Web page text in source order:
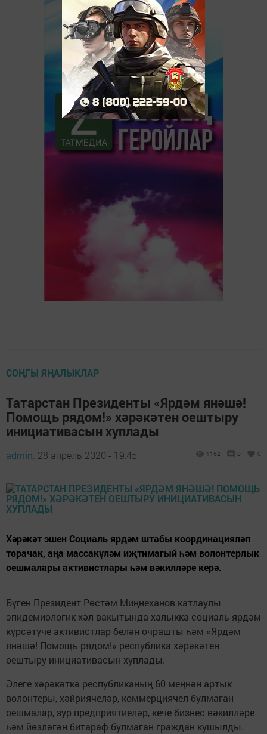
СОҢГЫ ЯҢАЛЫКЛАР
Татарстан Президенты «Ярдәм янәшә!
Помощь рядом!» хәрәкәтен оештыру
инициативасын хуплады
admin, 28 апрель 2020 - 19:45 1162 0 0
Хәрәкәт эшен Социаль ярдәм штабы координацияләп
торачак, аңа массакүләм иҗтимагый һәм волонтерлык
оешмалары активистлары һәм вәкилләре керә.
Бүген Президент Рөстәм Миңнеханов катлаулы
эпидемиологик хәл вакытында халыкка социаль ярдәм
күрсәтүче активистлар белән очрашты һәм «Ярдәм
янәшә! Помощь рядом!» республика хәрәкәтен
оештыру инициативасын хуплады.
Әлеге хәрәкәткә республиканың 60 меңнән артык
волонтеры, хәйриячеләр, коммерциячел булмаган
оешмалар, зур предприятиеләр, кече бизнес вәкилләре
һәм йөзләгән битараф булмаган граждан кушылды.